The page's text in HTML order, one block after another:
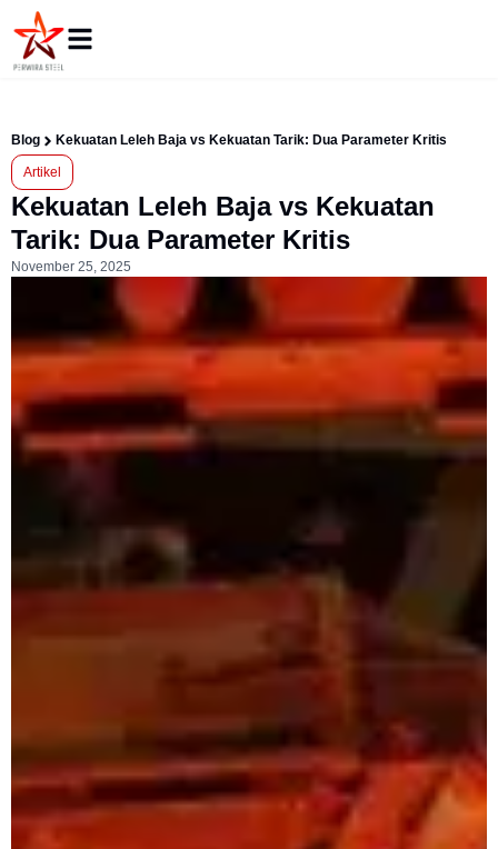
Blog Kekuatan Leleh Baja vs Kekuatan Tarik: Dua Parameter Kritis
Artikel
Kekuatan Leleh Baja vs Kekuatan
Tarik: Dua Parameter Kritis
November 25, 2025